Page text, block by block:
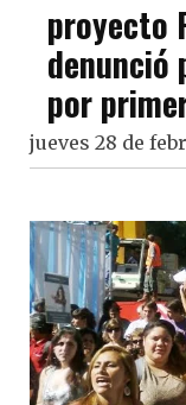
proyecto
denunció
por
jueves 28 de